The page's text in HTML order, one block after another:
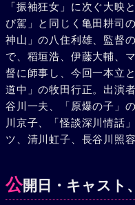
って勘太郎を荒平に売っ
立ててくれた金をバクチ
劣さに、お京の幸福のた
お京が尚も深く新吉を愛
の幸福を祈って黙って伊
かかった荒平一家に怒を
った。一度は堅気と決心
おちる運命であった。凶
がら、去って行くのであ
「振袖狂女」に次ぐ大映
び駕」と同じく亀田耕司
神山」の八住利雄、監督
で、稻垣浩、伊藤大輔、
督に師事し、今回一本立
道中」の牧田行正。出演
谷川一夫、「原爆の子」
川京子、「怪談深川情話
ツ、清川虹子、長谷川照
公開日・キャスト